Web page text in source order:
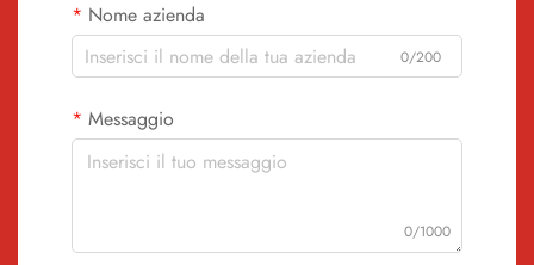
Nome azienda
0/200
Messaggio
0/1000